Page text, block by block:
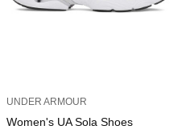
UNDER ARMOUR
Women's UA Sola Shoes